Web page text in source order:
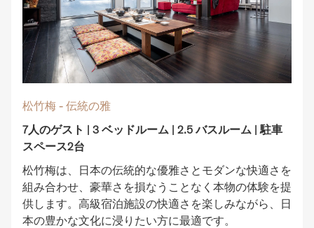
松竹梅 - 伝統の雅
7人のゲスト | 3 ベッドルーム | 2.5 バスルーム | 駐車
スペース2台
松竹梅は、日本の伝統的な優雅さとモダンな快適さを
組み合わせ、豪華さを損なうことなく本物の体験を提
供します。高級宿泊施設の快適さを楽しみながら、日
本の豊かな文化に浸りたい方に最適です。